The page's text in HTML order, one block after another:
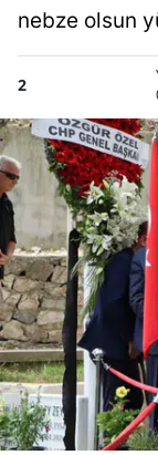
nebze olsun
2